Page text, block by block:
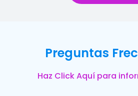
Preguntas
Haz Click Aquí para